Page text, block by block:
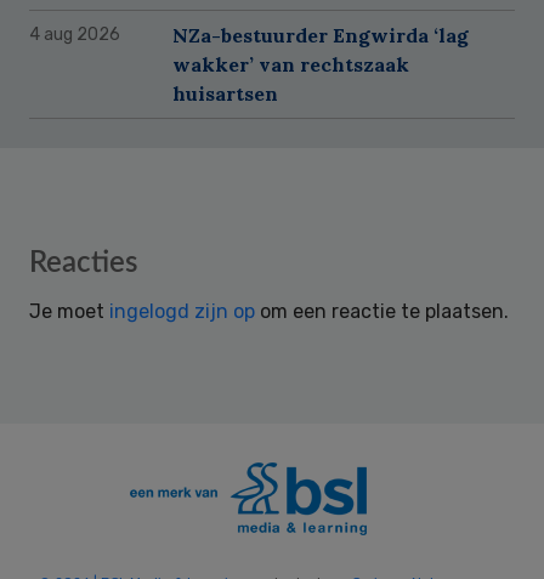
4 aug 2026
NZa-bestuurder Engwirda ‘lag
wakker’ van rechtszaak
huisartsen
Reader
Reacties
Je moet ingelogd zijn op om een reactie te plaatsen.